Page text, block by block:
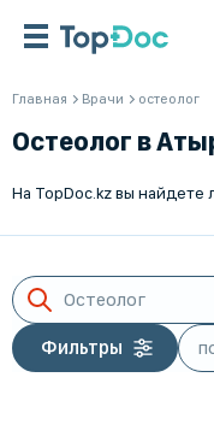
Главная Врачи остеолог
Остеолог в
Остеолог
Фильтры